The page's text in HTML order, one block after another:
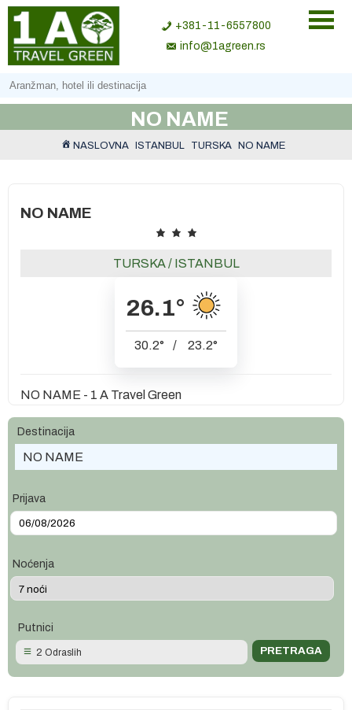
+381-11-6557800
info@1agreen.rs
NO NAME
NASLOVNA ISTANBUL TURSKA NO NAME
NO NAME
TURSKA/ ISTANBUL
26.1°
30.2° / 23.2°
NO NAME - 1 A Travel Green
Destinacija
NO NAME
Prijava
Noćenja
Putnici
2 Odraslih